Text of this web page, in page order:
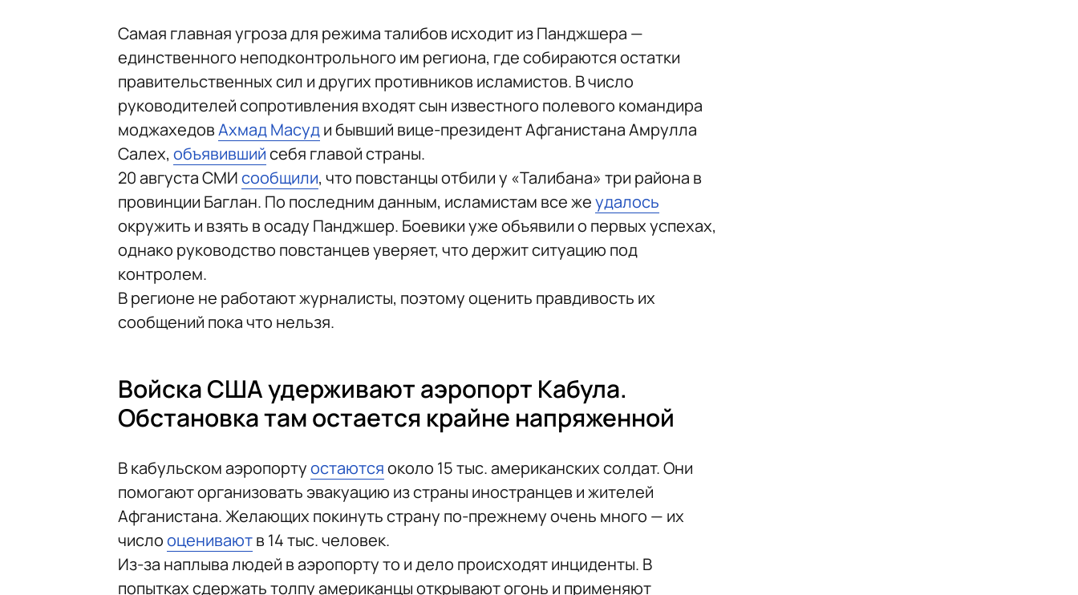
Самая главная угроза для режима талибов исходит из Панджшера —
единственного неподконтрольного им региона, где собираются остатки
правительственных сил и других противников исламистов. В число
руководителей сопротивления входят сын известного полевого командира
моджахедовАхмад Масуди бывший вице-президент Афганистана Амрулла
Салех, объявившийсебя главой страны.
20 августа СМИсообщили, что повстанцы отбили у «Талибана» три района в
провинции Баглан. По последним данным, исламистам все жеудалось
окружить и взять в осаду Панджшер. Боевики уже объявили о первых успехах,
однако руководство повстанцев уверяет, что держит ситуацию под
контролем.
В регионе не работают журналисты, поэтому оценить правдивость их
сообщений пока что нельзя.
Войска США удерживают аэропорт Кабула.
Обстановка там остается крайне напряженной
В кабульском аэропортуостаютсяоколо 15 тыс. американских солдат. Они
помогают организовать эвакуацию из страны иностранцев и жителей
Афганистана. Желающих покинуть страну по-прежнему очень много — их
числооцениваютв 14 тыс. человек.
Из-за наплыва людей в аэропорту то и дело происходят инциденты. В
попытках сдержать толпу американцы открывают огонь и применяют